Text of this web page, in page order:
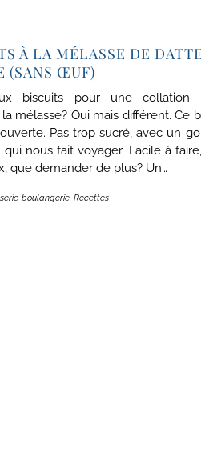
À LA MÉLASSE DE
(SANS ŒUF)
biscuits pour une collation
la mélasse? Oui mais différent. Ce
Pas trop sucré, avec un
nous fait voyager. Facile à
que demander de plus? Un…
boulangerie, Recettes